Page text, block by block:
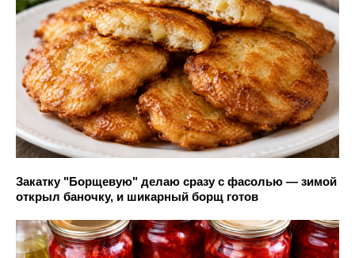
Закатку "Борщевую" делаю сразу с фасолью — зимой
открыл баночку, и шикарный борщ готов